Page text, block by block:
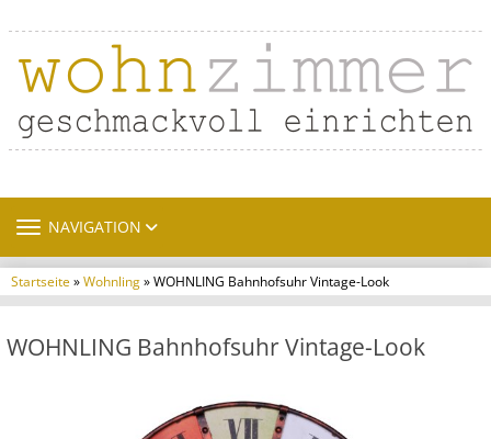
TOGGLE NAVIGATION
NAVIGATION
Startseite»Wohnling» WOHNLING Bahnhofsuhr Vintage-Look
WOHNLING Bahnhofsuhr Vintage-Look